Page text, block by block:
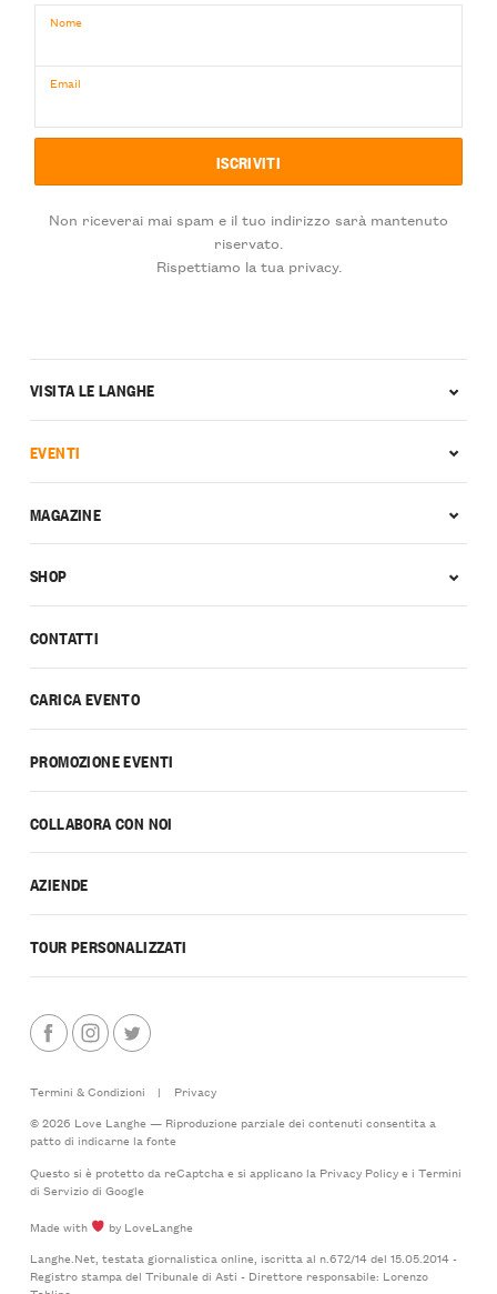
Nome
Email
Non riceverai mai spam e il tuo indirizzo sarà mantenuto
riservato.
Rispettiamo la tua privacy.
CONTATTI
CARICA EVENTO
PROMOZIONE EVENTI
COLLABORA CON NOI
AZIENDE
TOUR PERSONALIZZATI
VISITA LE LANGHE
EVENTI
MAGAZINE
SHOP
Termini & Condizioni |
Privacy
© 2026 Love Langhe — Riproduzione parziale dei contenuti consentita a
patto di indicarne la fonte
Questo si è protetto da reCaptcha e si applicano la Privacy Policye i Termini
di Serviziodi Google
Made with
by LoveLanghe
Langhe.Net, testata giornalistica online, iscritta al n.672/14 del 15.05.2014 -
Registro stampa del Tribunale di Asti - Direttore responsabile: Lorenzo